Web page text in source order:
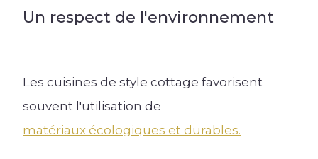
Un respect de l'environnement
Les cuisines de style cottage favorisent
souvent l'utilisation de
matériaux écologiques et durables.